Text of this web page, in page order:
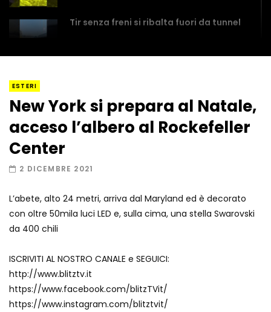
Tir senza freni si ribalta fuori da tunnel
Record di baci in 30 secondi
Due navi USA si scontrano in mare
ESTERI
New York si prepara al Natale,
acceso l’albero al Rockefeller
Center
2 DICEMBRE 2021
L’abete, alto 24 metri, arriva dal Maryland ed è decorato
con oltre 50mila luci LED e, sulla cima, una stella Swarovski
da 400 chili
ISCRIVITI AL NOSTRO CANALE e SEGUICI:
http://www.blitztv.it
https://www.facebook.com/blitzTVit/
https://www.instagram.com/blitztvit/